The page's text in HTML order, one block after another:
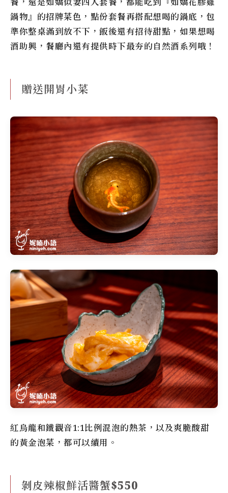
鍋物』的招牌菜色，點份套餐再搭配想喝的鍋底，包
準你整桌滿到放不下，飯後還有招待甜點，如果想喝
酒助興，餐廳內還有提供時下最夯的自然酒系列哦！
贈送開胃小菜
紅烏龍和鐵觀音1:1比例混泡的熱茶，以及爽脆酸甜
的黃金泡菜，都可以續用。
剝皮辣椒鮮活醬蟹$550